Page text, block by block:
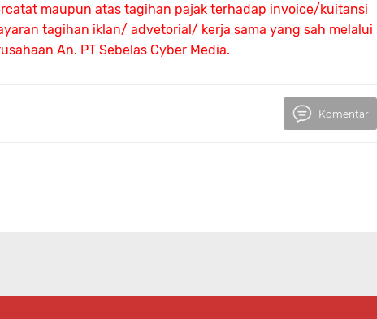
maupun atas tagihan pajak terhadap invoice/kuitansi
tagihan iklan/ advetorial/ kerja sama yang sah melalui
An. PT Sebelas Cyber Media.
Komentar